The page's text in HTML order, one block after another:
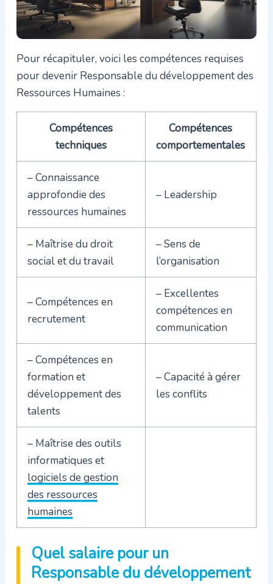
Pour récapituler, voici les compétences requises
pour devenir Responsable du développement des
Ressources Humaines :
Compétences
techniques
Compétences
comportementales
– Connaissance
approfondie des
ressources humaines
– Leadership
– Maîtrise du droit
social et du travail
– Sens de
l’organisation
– Compétences en
recrutement
– Excellentes
compétences en
communication
– Compétences en
formation et
développementdes
talents
– Capacité à gérer
les conflits
– Maîtrise des outils
informatiques et
logiciels de gestion
des ressources
humaines
Quel salaire pour un
Responsable du développement